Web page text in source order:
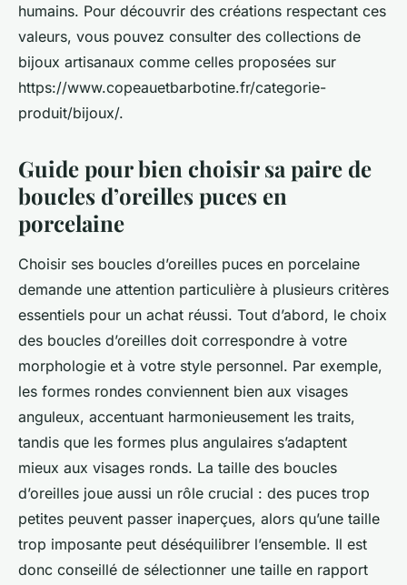
humains. Pour découvrir des créations respectant ces
valeurs, vous pouvez consulter des collections de
bijoux artisanaux comme celles proposées sur
https://www.copeauetbarbotine.fr/categorie-
produit/bijoux/.
Guide pour bien choisir sa paire de
boucles d’oreilles puces en
porcelaine
Choisir ses boucles d’oreilles puces en porcelaine
demande une attention particulière à plusieurs critères
essentiels pour un achat réussi. Tout d’abord, le choix
des boucles d’oreilles doit correspondre à votre
morphologie et à votre style personnel. Par exemple,
les formes rondes conviennent bien aux visages
anguleux, accentuant harmonieusement les traits,
tandis que les formes plus angulaires s’adaptent
mieux aux visages ronds. La taille des boucles
d’oreilles joue aussi un rôle crucial : des puces trop
petites peuvent passer inaperçues, alors qu’une taille
trop imposante peut déséquilibrer l’ensemble. Il est
donc conseillé de sélectionner une taille en rapport